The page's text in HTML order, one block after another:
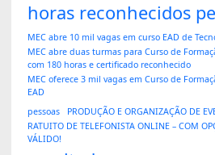
horas reconhecidos
MEC abre 10 mil vagas em curso EAD de
MEC abre duas turmas para Curso de
com 180 horas e certificado reconhecido
MEC oferece 3 mil vagas em Curso de
EAD
pessoas
PRODUÇÃO E ORGANIZAÇÃO DE
RATUITO DE TELEFONISTA ONLINE – COM
VÁLIDO!